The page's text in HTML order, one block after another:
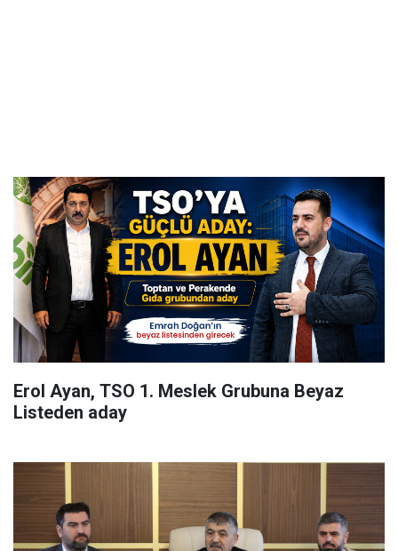
Erol Ayan, TSO 1. Meslek Grubuna Beyaz
Listeden aday